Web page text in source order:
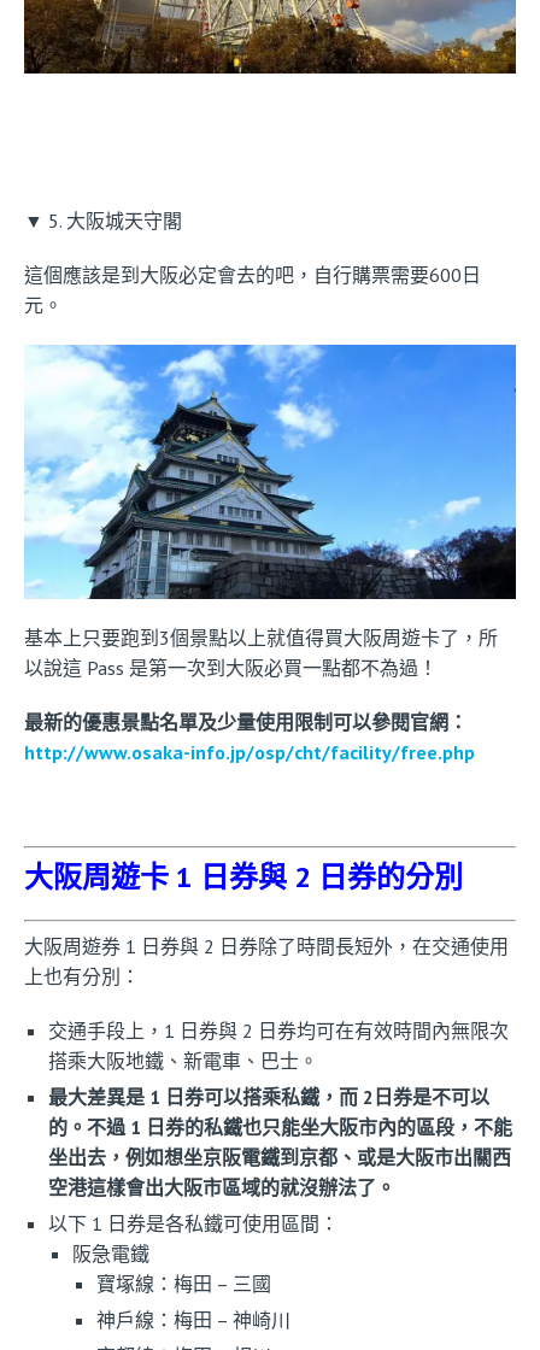
▼ 5. 大阪城天守閣
這個應該是到大阪必定會去的吧，自行購票需要600日
元。
基本上只要跑到3個景點以上就值得買大阪周遊卡了，所
以說這 Pass 是第一次到大阪必買一點都不為過！
最新的優惠景點名單及少量使用限制可以參閱官網：
http://www.osaka-info.jp/osp/cht/facility/free.php
大阪周遊卡 1 日券與 2 日券的分別
大阪周遊券 1 日券與 2 日券除了時間長短外，在交通使用
上也有分別：
交通手段上，1 日券與 2 日券均可在有效時間內無限次
搭乘大阪地鐵、新電車、巴士。
最大差異是 1 日券可以搭乘私鐵，而 2日券是不可以
的。不過 1 日券的私鐵也只能坐大阪市內的區段，不能
坐出去，例如想坐京阪電鐵到京都、或是大阪市出關西
空港這樣會出大阪市區域的就沒辦法了。
以下 1 日券是各私鐵可使用區間：
阪急電鐵
寶塚線：梅田 – 三國
神戶線：梅田 – 神崎川